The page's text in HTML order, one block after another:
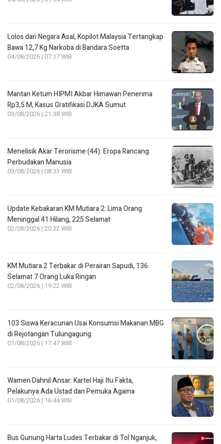
Lolos dari Negara Asal, Kopilot Malaysia Tertangkap
Bawa 12,7 Kg Narkoba di Bandara Soetta
04/08/2026 | 07:17 WIB
Mantan Ketum HIPMI Akbar Himawan Penerima
Rp3,5 M, Kasus Gratifikasi DJKA Sumut
03/08/2026 | 21:38 WIB
Menelisik Akar Terorisme (44): Eropa Rancang
Perbudakan Manusia
03/08/2026 | 08:33 WIB
Update Kebakaran KM Mutiara 2: Lima Orang
Meninggal 41 Hilang, 225 Selamat
02/08/2026 | 20:32 WIB
KM Mutiara 2 Terbakar di Perairan Sapudi, 136
Selamat 7 Orang Luka Ringan
02/08/2026 | 19:22 WIB
103 Siswa Keracunan Usai Konsumsi Makanan MBG
di Rejotangan Tulungagung
01/08/2026 | 17:47 WIB
Wamen Dahnil Ansar: Kartel Haji Itu Fakta,
Pelakunya Ada Ustad dan Pemuka Agama
01/08/2026 | 16:44 WIB
Bus Gunung Harta Ludes Terbakar di Tol Nganjuk,